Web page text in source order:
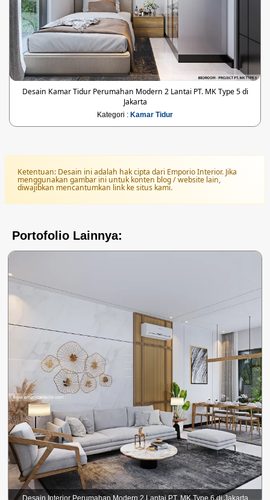
Desain Kamar Tidur Perumahan Modern 2 Lantai PT. MK Type 5 di
Jakarta
Kategori : Kamar Tidur
Ketentuan: Desain ini adalah hak cipta dari Emporio Interior. Jika
menggunakan gambar ini untuk konten blog / website lain,
diwajibkan mencantumkan link ke situs kami.
Portofolio Lainnya:
Desain Interior Perumahan Modern 2 Lantai PT. MK Type 6 di Jakarta